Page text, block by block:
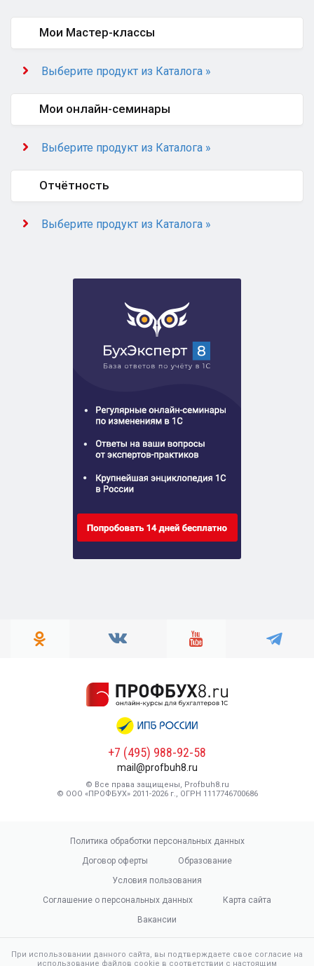
Мои Мастер-классы
Выберите продукт из Каталога »
Мои онлайн-семинары
Выберите продукт из Каталога »
Отчётность
Выберите продукт из Каталога »
+7 (495) 988-92-58
mail@profbuh8.ru
© Все права защищены, Profbuh8.ru
© ООО «ПРОФБУХ» 2011-2026 г., ОГРН 1117746700686
Политика обработки персональных данных
Договор оферты
Образование
Условия пользования
Соглашение о персональных данных
Карта сайта
Вакансии
При использовании данного сайта, вы подтверждаете свое согласие на
использование файлов cookie в соответствии с настоящим